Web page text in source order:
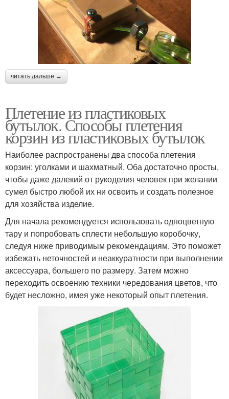
читать дальше →
Плетение из пластиковых
бутылок. Способы плетения
корзин из пластиковых бутылок
Наиболее распространены два способа плетения
корзин: уголками и шахматный. Оба достаточно просты,
чтобы даже далекий от рукоделия человек при желании
сумел быстро любой их ни освоить и создать полезное
для хозяйства изделие.
Для начала рекомендуется использовать одноцветную
тару и попробовать сплести небольшую коробочку,
следуя ниже приводимым рекомендациям. Это поможет
избежать неточностей и неаккуратности при выполнении
аксессуара, большего по размеру. Затем можно
переходить освоению техники чередования цветов, что
будет несложно, имея уже некоторый опыт плетения.